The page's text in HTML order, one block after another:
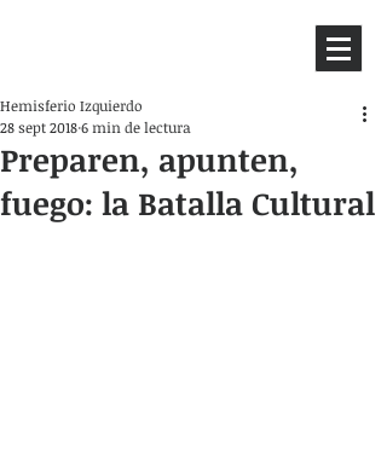
Preparen, apunten,
fuego: la Batalla Cultural
Hemisferio Izquierdo
28 sept 20186 min de lectura